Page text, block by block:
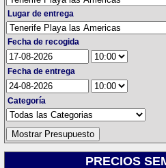
Lugar de entrega
Fecha de recogida
Fecha de entrega
Categoría
PRECIOS